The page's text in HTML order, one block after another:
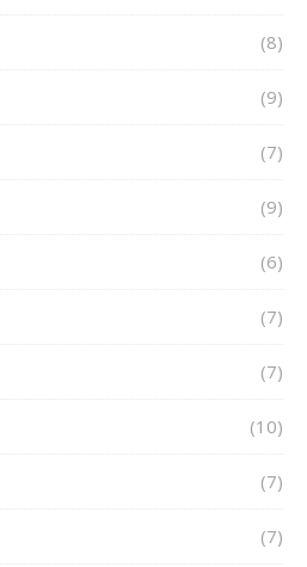
(8)
(9)
(7)
(9)
(6)
(7)
(7)
(10)
(7)
(7)